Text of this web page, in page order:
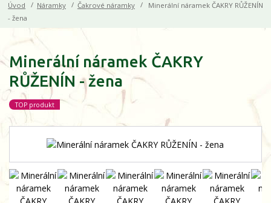
Úvod Náramky Čakrové náramky
Minerální náramek ČAKRY RŮŽENÍN
- žena
Minerální náramek ČAKRY
RŮŽENÍN - žena
TOP produkt